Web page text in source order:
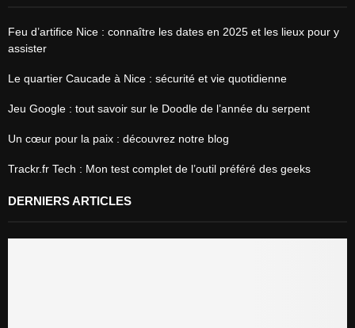
Feu d’artifice Nice : connaître les dates en 2025 et les lieux pour y
assister
Le quartier Caucade à Nice : sécurité et vie quotidienne
Jeu Google : tout savoir sur le Doodle de l’année du serpent
Un cœur pour la paix : découvrez notre blog
Trackr.fr Tech : Mon test complet de l’outil préféré des geeks
DERNIERS ARTICLES